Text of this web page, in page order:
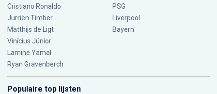
Cristiano Ronaldo
Jurriën Timber
Matthijs de Ligt
Vinícius Júnior
Lamine Yamal
Ryan Gravenberch
PSG
Liverpool
Bayern
Populaire top lijsten